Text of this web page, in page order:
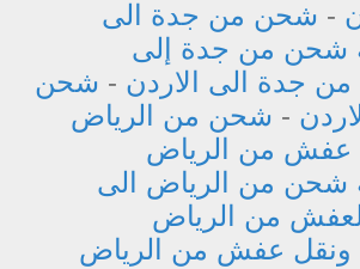
- شحن من جدة الى
شحن من جدة إلى
جدة الى الاردن - شحن
- شحن من الرياض
من الرياض
شحن من الرياض الى
من الرياض
عفش من الرياض